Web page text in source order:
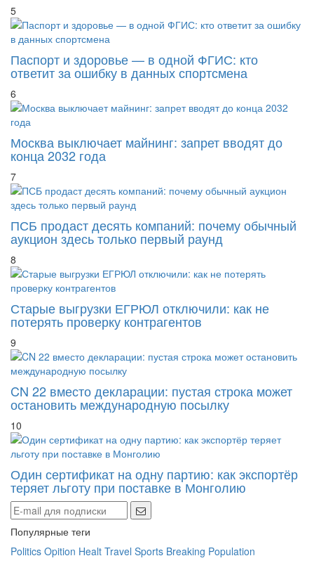
Паспорт и здоровье — в одной ФГИС: кто
ответит за ошибку в данных спортсмена
6
Москва выключает майнинг: запрет вводят до
конца 2032 года
7
ПСБ продаст десять компаний: почему обычный
аукцион здесь только первый раунд
8
Старые выгрузки ЕГРЮЛ отключили: как не
потерять проверку контрагентов
9
CN 22 вместо декларации: пустая строка может
остановить международную посылку
10
Один сертификат на одну партию: как экспортёр
теряет льготу при поставке в Монголию
Популярные теги
Politics Opition Healt